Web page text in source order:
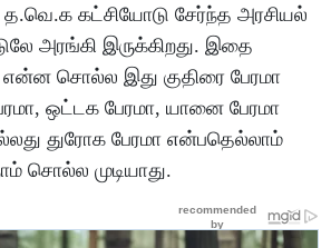
த.வெ.க கட்சியோடு சேர்ந்த அரசியல்
அரங்கி இருக்கிறது. இதை
என்ன சொல்ல இது குதிரை பேரமா
ஒட்டக பேரமா, யானை பேரமா
துரோக பேரமா என்பதெல்லாம்
சொல்ல முடியாது.